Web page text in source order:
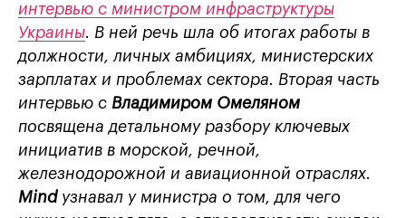
интервью с министром инфраструктуры
Украины. В ней речь шла об итогах работы в
должности, личных амбициях, министерских
зарплатах и проблемах сектора. Вторая часть
интервью с Владимиром Омеляном
посвящена детальному разбору ключевых
инициатив в морской, речной,
железнодорожной и авиационной отраслях.
Mindузнавал у министра о том, для чего